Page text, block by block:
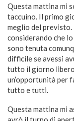
Questa mattina mi
taccuino. Il primo
meglio del previsto.
considerando che
sono tenuta
difficile se avessi
tutto il giorno libero
un’opportunità per
tutto e tutti.
Questa mattina mi